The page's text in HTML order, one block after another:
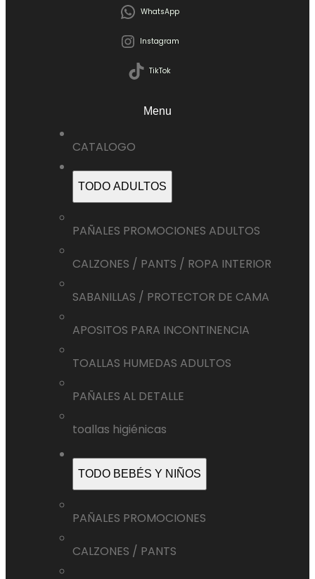
WhatsApp
Instagram
TikTok
Menu
CATALOGO
TODO ADULTOS
PAÑALES PROMOCIONES ADULTOS
CALZONES / PANTS / ROPA INTERIOR
SABANILLAS / PROTECTOR DE CAMA
APOSITOS PARA INCONTINENCIA
TOALLAS HUMEDAS ADULTOS
PAÑALES AL DETALLE
toallas higiénicas
TODO BEBÉS Y NIÑOS
PAÑALES PROMOCIONES
CALZONES / PANTS